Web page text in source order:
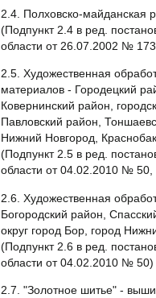
2.4. Полховско-майданская
(Подпункт 2.4 в ред.
области от 26.07.2002 №
2.5. Художественная
материалов - Городецкий
Ковернинский район,
Павловский район,
Нижний Новгород,
(Подпункт 2.5 в ред.
области от 04.02.2010 №
2.6. Художественная
Богородский район,
округ город Бор, город
(Подпункт 2.6 в ред.
области от 04.02.2010 № 50)
2.7. "Золотное шитье" -